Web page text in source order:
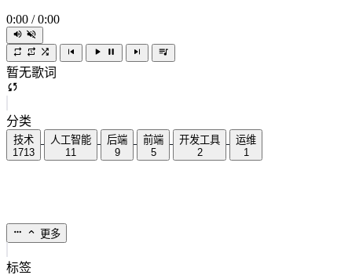
0:00 / 0:00
暂无歌词
分类
技术
1713
人工智能
11
后端
9
前端
5
开发工具
2
运维
1
更多
标签